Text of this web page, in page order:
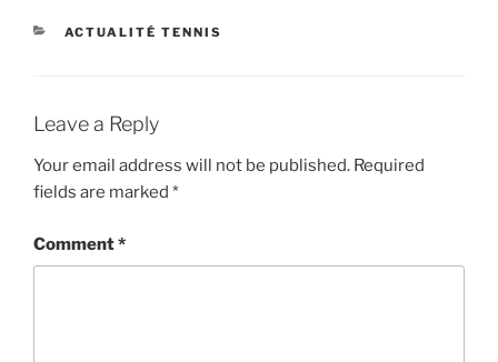
CATEGORIES
ACTUALITÉ TENNIS
Leave a Reply
Your email address will not be published. Required
fields are marked *
Comment*